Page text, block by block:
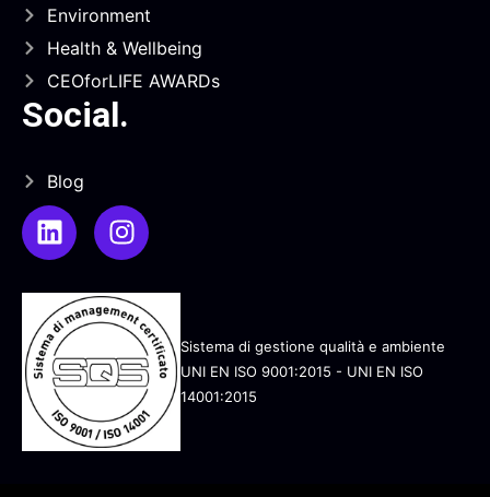
Environment
Health & Wellbeing
CEOforLIFE AWARDs
Social.
Blog
Sistema di gestione qualità e ambiente
UNI EN ISO 9001:2015 - UNI EN ISO
14001:2015